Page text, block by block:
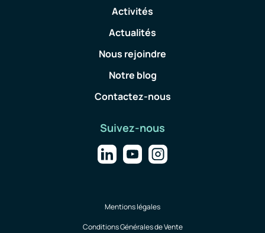
Activités
Actualités
Nous rejoindre
Notre blog
Contactez-nous
Suivez-nous
Mentions légales
Conditions Générales de Vente